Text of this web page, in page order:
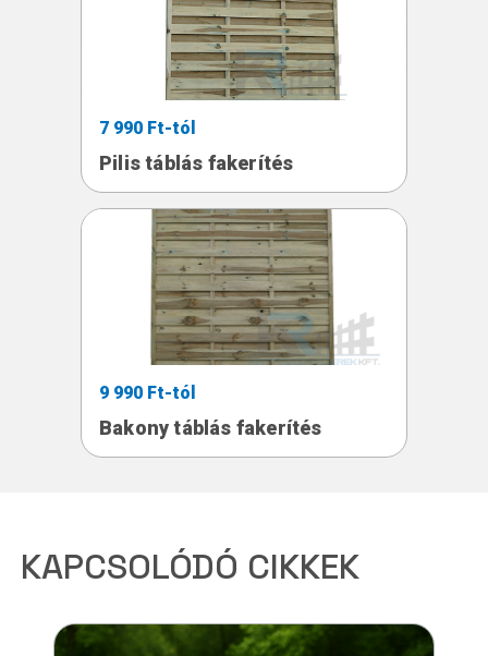
7 990 Ft-tól
Pilis táblás fakerítés
9 990 Ft-tól
Bakony táblás fakerítés
KAPCSOLÓDÓ CIKKEK